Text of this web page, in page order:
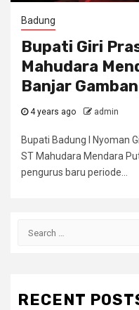
Badung
Bupati Giri
Mahudara
Banjar
4 years ago admin
Bupati Badung I Nyoman
ST Mahudara Mendara
pengurus baru periode...
RECENT